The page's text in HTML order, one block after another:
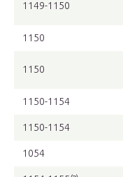
1149-1150
1150
1150
1150-1154
1150-1154
1054